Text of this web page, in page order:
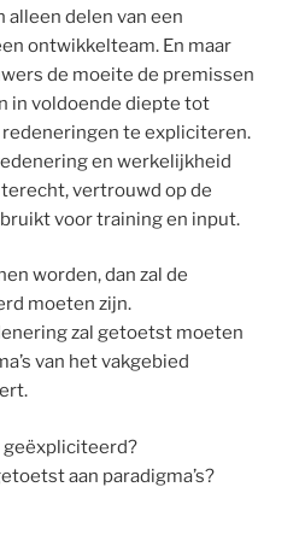
alleen delen van een
ontwikkelteam. En maar
de moeite de premissen
in voldoende diepte tot
te expliciteren.
en werkelijkheid
vertrouwd op de
voor training en input.
worden, dan zal de
moeten zijn.
zal getoetst moeten
van het vakgebied
geëxpliciteerd?
aan paradigma’s?